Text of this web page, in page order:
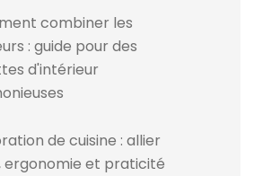
combiner les
: guide pour des
d'intérieur
de cuisine : allier
ergonomie et praticité